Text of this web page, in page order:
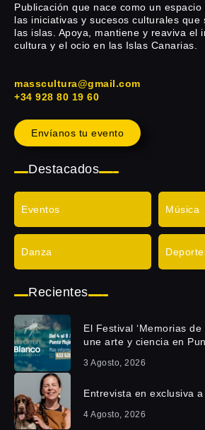
Publicación que nace como un
las iniciativas y sucesos culturales que
las islas. Apoya, mantiene y reaviva el
cultura y el ocio en las Islas Canarias.
masscultura@gmail.com
+34 928 80 19 60
Envíanos tu evento
Destacados
Eventos Música
Danza
Recientes
El Festival ‘Memorias de
une arte y ciencia en
3 Agosto, 2026
Entrevista en exclusiva
4 Agosto, 2026